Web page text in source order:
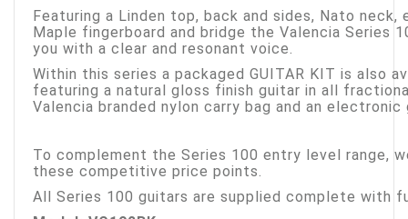
Featuring a Linden top, back and sides, Nato neck,
Maple fingerboard and bridge the Valencia Series
you with a clear and resonant voice.
Within this series a packaged GUITAR KIT is also
featuring a natural gloss finish guitar in all
Valencia branded nylon carry bag and an electronic
To complement the Series 100 entry level range,
these competitive price points.
All Series 100 guitars are supplied complete with